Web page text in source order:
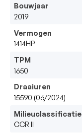
Bouwjaar
2019
Vermogen
1414HP
TPM
1650
Draaiuren
15590 (06/2024)
Milieuclassificatie
CCR II